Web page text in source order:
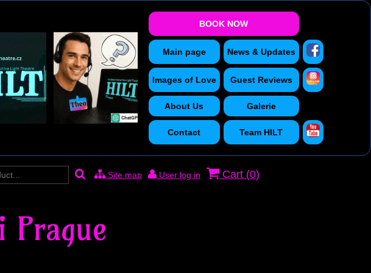
BOOK NOW
Main page News & Updates
Images of Love Guest Reviews
About Us Galerie
Contact Team HILT
Site map User log in Cart (0)